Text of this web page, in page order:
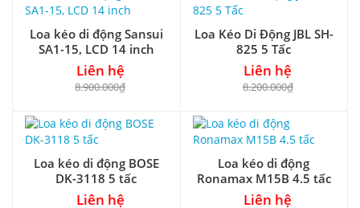
Loa kéo di động Sansui
SA1-15, LCD 14 inch
Liên hệ
8.900.000₫
Loa Kéo Di Động JBL SH-
825 5 Tấc
Liên hệ
8.200.000₫
Loa kéo di động BOSE
DK-3118 5 tấc
Liên hệ
Loa kéo di động
Ronamax M15B 4.5 tấc
Liên hệ